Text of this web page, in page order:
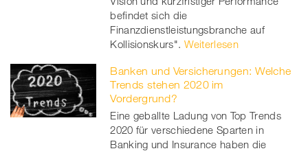
befindet sich die
Finanzdienstleistungsbranche auf
Kollisionskurs". Weiterlesen
Banken und Versicherungen: Welche
Trends stehen 2020 im
Vordergrund?
Eine geballte Ladung von Top Trends
2020 für verschiedene Sparten in
Banking und Insurance haben die